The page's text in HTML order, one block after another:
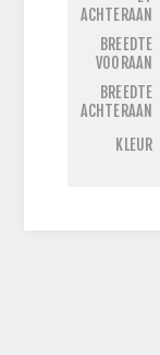
ACHTERAAN
BREEDTE
VOORAAN
BREEDTE
ACHTERAAN
KLEUR